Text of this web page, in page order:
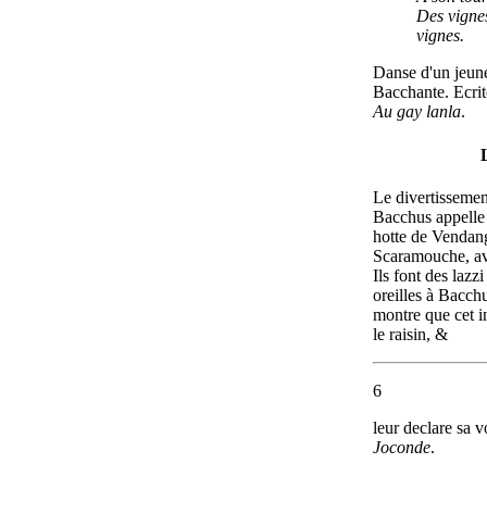
Des
vignes.
Danse d'un
Bacchante.
Au gay lanla.
Le
Bacchus
hotte de
Scaramouche,
Ils font des
oreilles à
montre que cet
le raisin, &
6
leur declare sa
Joconde.